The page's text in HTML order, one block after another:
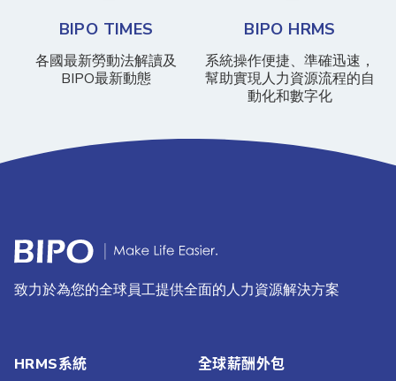
BIPO TIMES
各國最新勞動法解讀及
BIPO最新動態
BIPO HRMS
系統操作便捷、準確迅速，
幫助實現人力資源流程的自
動化和數字化
致力於為您的全球員工提供全面的人力資源解決方案
HRMS系統 全球薪酬外包